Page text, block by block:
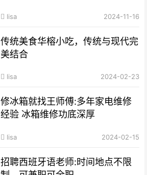
lisa 2024-11-16
传统美食华榕小吃，传统与现代完
美结合
lisa 2024-02-23
修冰箱就找王师傅:多年家电维修
经验 冰箱维修功底深厚
lisa 2024-02-15
招聘西班牙语老师:时间地点不限